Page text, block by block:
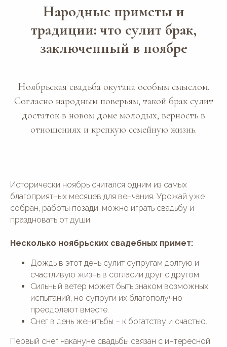
Народные приметы и
традиции: что сулит брак,
заключенный в ноябре
Ноябрьская свадьба окутана особым смыслом.
Согласно народным поверьям, такой брак сулит
достаток в новом доме молодых, верность в
отношениях и крепкую семейную жизнь.
Исторически ноябрь считался одним из самых
благоприятных месяцев для венчания. Урожай уже
собран, работы позади, можно играть свадьбу и
праздновать от души.
Несколько ноябрьских свадебных примет:
Дождь в этот день сулит супругам долгую и
счастливую жизнь в согласии друг с другом.
Сильный ветер может быть знаком возможных
испытаний, но супруги их благополучно
преодолеют вместе.
Снег в день женитьбы – к богатству и счастью.
Первый снег накануне свадьбы связан с интересной